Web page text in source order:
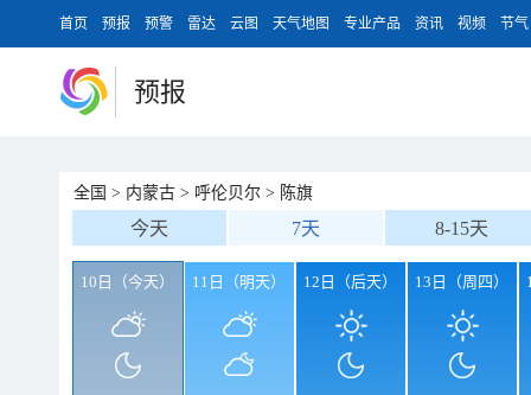
首页 预报 预警 雷达 云图 天气地图 专业产品 资讯 视频 节气
预报
全国 > 内蒙古 > 呼伦贝尔 > 陈旗
今天 7天 8-15天
10日（今天） 11日（明天） 12日（后天） 13日（周四）